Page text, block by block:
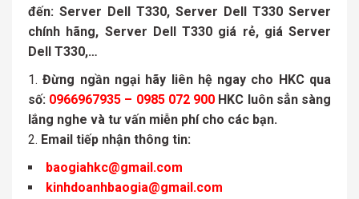
đến: Server Dell T330, Server Dell T330 Server
chính hãng, Server Dell T330 giá rẻ, giá Server
Dell T330,…
Đừng ngần ngại hãy liên hệ ngay cho HKC qua
số: 0966967935 – 0985 072 900 HKC luôn sẳn sàng
lắng nghe và tư vấn miễn phí cho các bạn.
Email tiếp nhận thông tin:
baogiahkc@gmail.com
kinhdoanhbaogia@gmail.com